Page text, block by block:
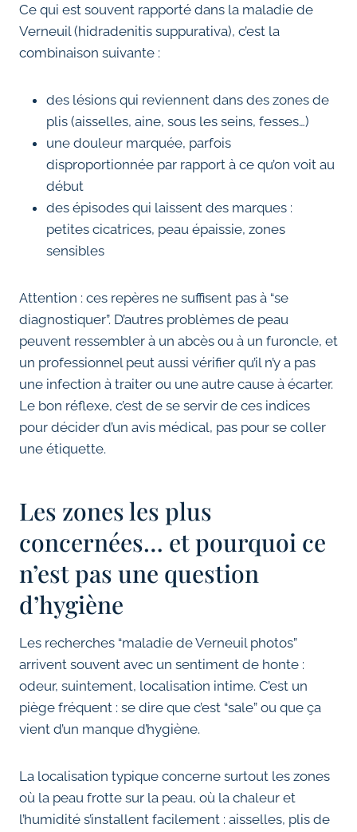
Ce qui est souvent rapporté dans la maladie de
Verneuil (hidradenitis suppurativa), c’est la
combinaison suivante :
des lésions qui reviennent dans des zones de
plis (aisselles, aine, sous les seins, fesses…)
une douleur marquée, parfois
disproportionnée par rapport à ce qu’on voit au
début
des épisodes qui laissent des marques :
petites cicatrices, peau épaissie, zones
sensibles
Attention : ces repères ne suffisent pas à “se
diagnostiquer”. D’autres problèmes de peau
peuvent ressembler à un abcès ou à un furoncle, et
un professionnel peut aussi vérifier qu’il n’y a pas
une infection à traiter ou une autre cause à écarter.
Le bon réflexe, c’est de se servir de ces indices
pour décider d’un avis médical, pas pour se coller
une étiquette.
Les zones les plus
concernées… et pourquoi ce
n’est pas une question
d’hygiène
Les recherches “maladie de Verneuil photos”
arrivent souvent avec un sentiment de honte :
odeur, suintement, localisation intime. C’est un
piège fréquent : se dire que c’est “sale” ou que ça
vient d’un manque d’hygiène.
La localisation typique concerne surtout les zones
où la peau frotte sur la peau, où la chaleur et
l’humidité s’installent facilement : aisselles, plis de